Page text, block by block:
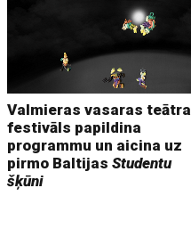
Valmieras vasaras teātra
festivāls papildina
programmu un aicina uz
pirmo BaltijasStudentu
šķūni